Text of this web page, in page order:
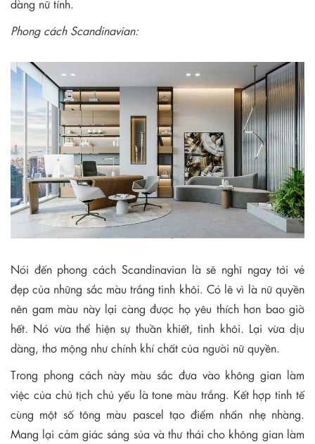
dàng nữ tính.
Phong cách Scandinavian:
Nói đến phong cách Scandinavian là sẽ nghĩ ngay tới vẻ
đẹp của những sắc màu trắng tinh khôi. Có lẽ vì là nữ quyền
nên gam màu này lại càng được họ yêu thích hơn bao giờ
hết. Nó vừa thể hiện sự thuần khiết, tinh khôi. Lại vừa dịu
dàng, thơ mộng như chính khí chất của người nữ quyền.
Trong phong cách này màu sắc đưa vào không gian làm
việc của chủ tịch chủ yếu là tone màu trắng. Kết hợp tinh tế
cùng một số tông màu pascel tạo điểm nhấn nhẹ nhàng.
Mang lại cảm giác sáng sủa và thư thái cho không gian làm